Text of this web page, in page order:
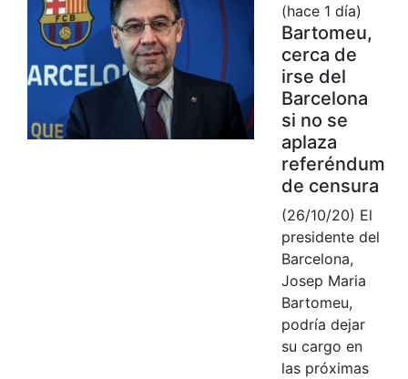
(hace 1 día)
Bartomeu,
cerca de
irse del
Barcelona
si no se
aplaza
referéndum
de censura
(26/10/20) El
presidente del
Barcelona,
Josep Maria
Bartomeu,
podría dejar
su cargo en
las próximas